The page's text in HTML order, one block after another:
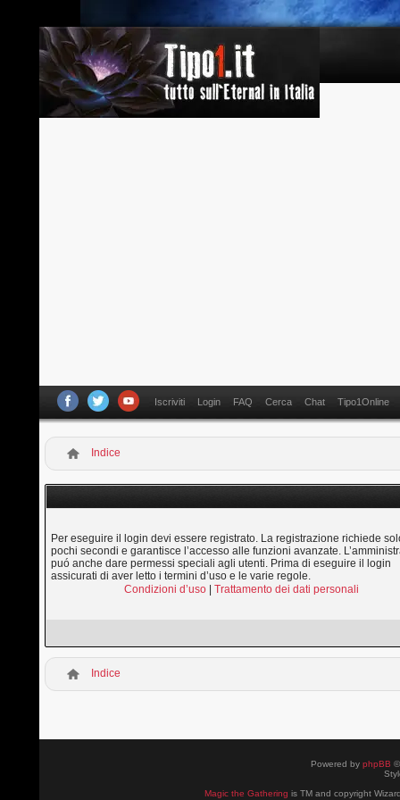
Iscriviti Login FAQ Cerca Chat Tipo1Online
Indice
Per eseguire il login devi essere registrato. La registrazione richiede
pochi secondi e garantisce l’accesso alle funzioni avanzate.
puó anche dare permessi speciali agli utenti. Prima di eseguire il login
assicurati di aver letto i termini d’uso e le varie regole.
Condizioni d’uso |Trattamento dei dati personali
Indice
Powered by phpBB
Magic the Gathering is TM and copyright